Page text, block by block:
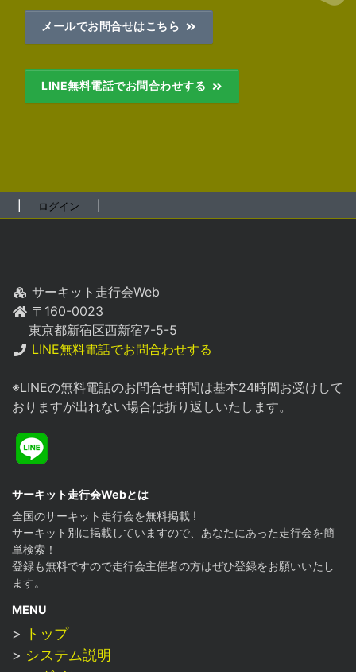
メールでお問合せはこちら
LINE無料電話でお問合わせする
┃ ログイン ┃
サーキット走行会Web
〒160-0023
東京都新宿区西新宿7-5-5
LINE無料電話でお問合わせする
※LINEの無料電話のお問合せ時間は基本24時間お受けして
おりますが出れない場合は折り返しいたします。
サーキット走行会Webとは
全国のサーキット走行会を無料掲載 !
サーキット別に掲載していますので、あなたにあった走行会を簡
単検索！
登録も無料ですので走行会主催者の方はぜひ登録をお願いいたし
ます。
MENU
>
トップ
> システム説明